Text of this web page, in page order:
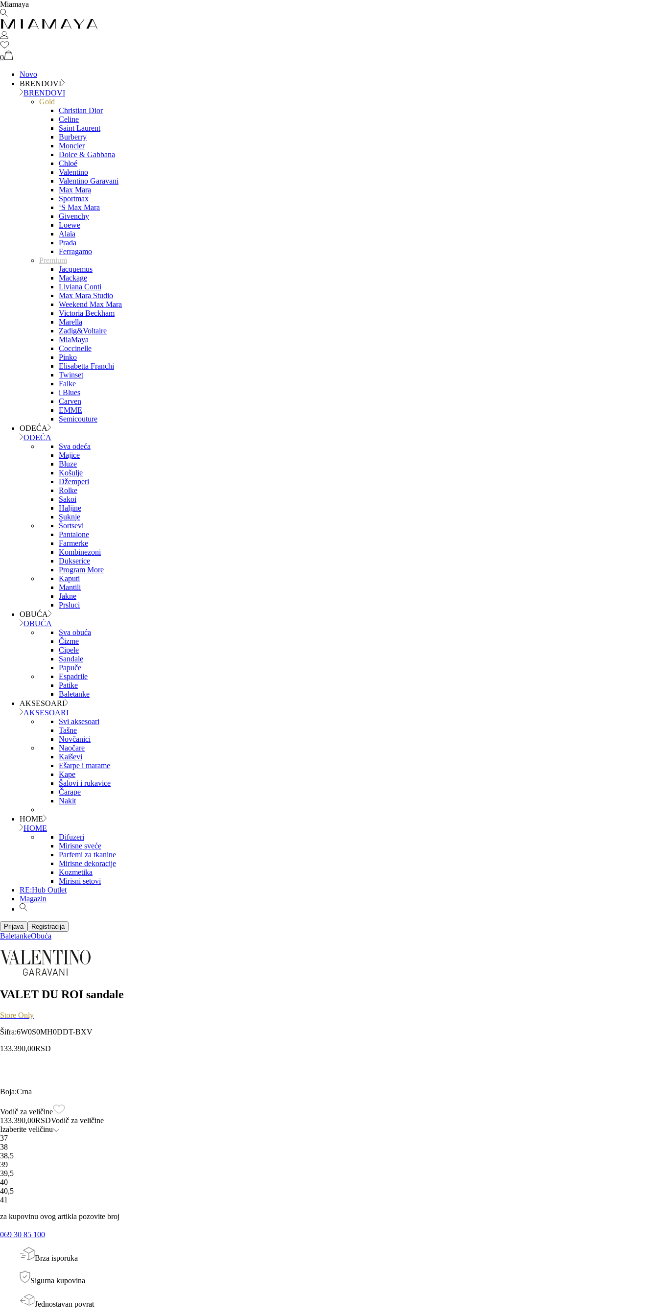
Miamaya
0
Novo
BRENDOVI
BRENDOVI
Gold
Christian Dior
Celine
Saint Laurent
Burberry
Moncler
Dolce & Gabbana
Chloé
Valentino
Valentino Garavani
Max Mara
Sportmax
‘S Max Mara
Givenchy
Loewe
Alaïa
Prada
Ferragamo
Premium
Jacquemus
Mackage
Liviana Conti
Max Mara Studio
Weekend Max Mara
Victoria Beckham
Marella
Zadig&Voltaire
MiaMaya
Coccinelle
Pinko
Elisabetta Franchi
Twinset
Falke
i Blues
Carven
EMME
Semicouture
ODEĆA
ODEĆA
Sva odeća
Majice
Bluze
Košulje
Džemperi
Rolke
Sakoi
Haljine
Suknje
Šortsevi
Pantalone
Farmerke
Kombinezoni
Dukserice
Program More
Kaputi
Mantili
Jakne
Prsluci
OBUĆA
OBUĆA
Sva obuća
Čizme
Cipele
Sandale
Papuče
Espadrile
Patike
Baletanke
AKSESOARI
AKSESOARI
Svi aksesoari
Tašne
Novčanici
Naočare
Kaiševi
Ešarpe i marame
Kape
Šalovi i rukavice
Čarape
Nakit
HOME
HOME
Difuzeri
Mirisne sveće
Parfemi za tkanine
Mirisne dekoracije
Kozmetika
Mirisni setovi
RE:Hub Outlet
Magazin
Prijava Registracija
BaletankeObuća
VALET DU ROI sandale
Store Only
Šifra:6W0S0MH0DDT-BXV
133.390,00RSD
Boja:Crna
Vodič za veličine
133.390,00RSDVodič za veličine
Izaberite veličinu
37
38
38,5
39
39,5
40
40,5
41
za kupovinu ovog artikla pozovite broj
069 30 85 100
Brza isporuka
Sigurna kupovina
Jednostavan povrat